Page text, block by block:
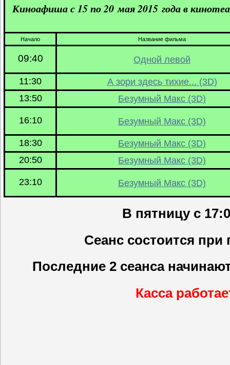
Киноафиша с 15 по 20 мая 2015 года в
Начало Название фильма
09:40 Одной левой
11:30
А зори здесь тихие... (3D)
13:50
Безумный Макс (3D)
16:10 Безумный Макс (3D)
18:30
Безумный Макс (3D)
20:50
Безумный Макс (3D)
23:10 Безумный Макс (3D)
В пятницу с
Сеанс состоится
Последние 2 сеанса
Касса